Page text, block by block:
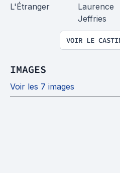
L'Étranger
Laurence
Jeffries
VOIR LE
IMAGES
Voir les 7 images